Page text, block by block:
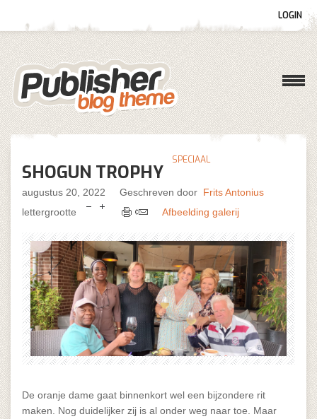
LOGIN
SHOGUN TROPHY
SPECIAAL
augustus 20, 2022 Geschreven door Frits Antonius
lettergrootte
Afbeelding galerij
De oranje dame gaat binnenkort wel een bijzondere rit
maken. Nog duidelijker zij is al onder weg naar toe. Maar
Gebruikersnaam
Wachtwoord
Wachtwoord vergeten?
Gebruikersnaam vergeten?
Log in with Facebook